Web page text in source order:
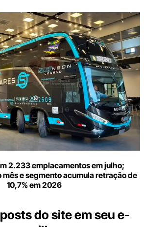
2.233 emplacamentos em julho;
mês e segmento acumula retração de
10,7% em 2026
do site em seu e-